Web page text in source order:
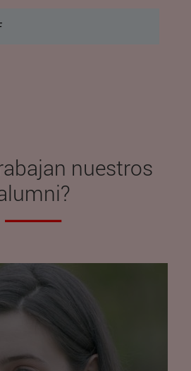
nuestros